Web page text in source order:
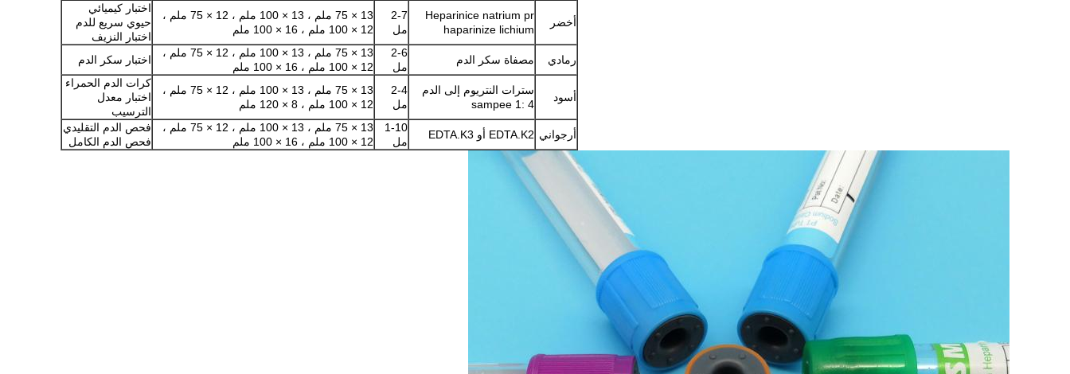
أخضر
Heparinice natrium pr
haparinize lichium
2-7
مل
13 × 75 ملم ، 13 × 100 ملم ، 12 × 75 ملم ،
12 × 100 ملم ، 16 × 100 ملم
اختبار كيميائي
حيوي سريع للدم
اختبار النزيف
رمادي
مصفاة سكر الدم
2-6
مل
13 × 75 ملم ، 13 × 100 ملم ، 12 × 75 ملم ،
12 × 100 ملم ، 16 × 100 ملم
اختبار سكر الدم
أسود
سترات النتريوم إلى الدم
sampee 1: 4
2-4
مل
13 × 75 ملم ، 13 × 100 ملم ، 12 × 75 ملم ،
12 × 100 ملم ، 8 × 120 ملم
كرات الدم الحمراء
اختبار معدل
الترسيب
أرجواني EDTA.K2 أو EDTA.K3
1-10
مل
13 × 75 ملم ، 13 × 100 ملم ، 12 × 75 ملم ،
12 × 100 ملم ، 16 × 100 ملم
فحص الدم التقليدي
فحص الدم الكامل